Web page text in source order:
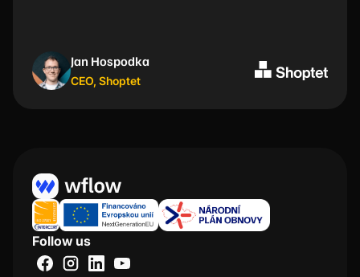
Jan Hospodka
CEO, Shoptet
Kristýna Nejezchlebová
Project manager
Follow us